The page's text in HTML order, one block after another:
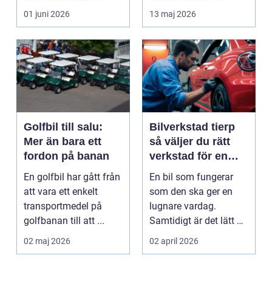
båtägare och
fastighetsförv...
01 juni 2026
mellanrum. För många
biläga...
13 maj 2026
Golfbil till salu:
Mer än bara ett
fordon på banan
En golfbil har gått från
att vara ett enkelt
transportmedel på
golfbanan till att ...
02 maj 2026
Bilverkstad tierp
så väljer du rätt
verkstad för en
tryggare bilvardag
En bil som fungerar
som den ska ger en
lugnare vardag.
Samtidigt är det lätt att
skjuta upp service ...
02 april 2026